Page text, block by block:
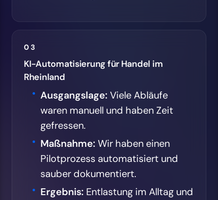
03
KI-Automatisierung für Handel im
Rheinland
Ausgangslage: Viele Abläufe
waren manuell und haben Zeit
gefressen.
Maßnahme: Wir haben einen
Pilotprozess automatisiert und
sauber dokumentiert.
Ergebnis: Entlastung im Alltag und